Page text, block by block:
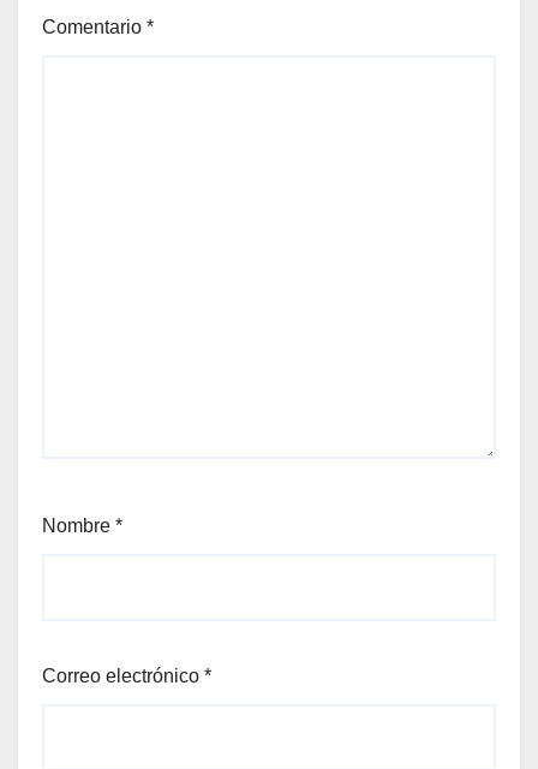
Comentario *
Nombre *
Correo electrónico *